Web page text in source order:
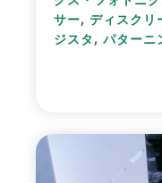
サー, ディスクリ
ジスタ , パターニ